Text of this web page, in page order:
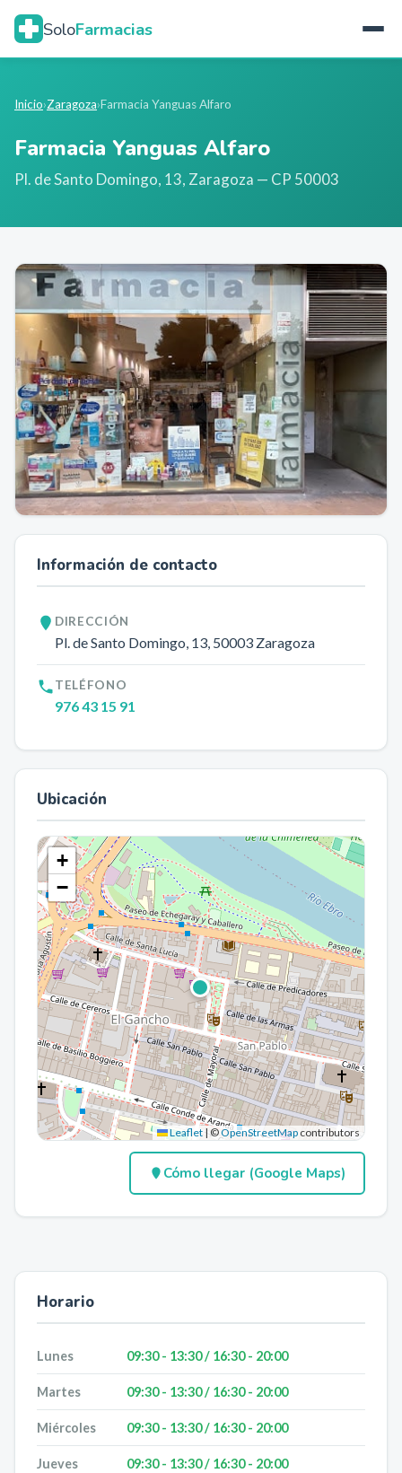
SoloFarmacias
Inicio›Zaragoza›Farmacia Yanguas Alfaro
Farmacia Yanguas Alfaro
Pl. de Santo Domingo, 13, Zaragoza — CP 50003
Información de contacto
DIRECCIÓN
Pl. de Santo Domingo, 13, 50003 Zaragoza
TELÉFONO
976 43 15 91
Ubicación
+
−
Leaflet| ©OpenStreetMap contributors
Cómo llegar (Google Maps)
Horario
Lunes 09:30 - 13:30 / 16:30 - 20:00
Martes 09:30 - 13:30 / 16:30 - 20:00
Miércoles 09:30 - 13:30 / 16:30 - 20:00
Jueves 09:30 - 13:30 / 16:30 - 20:00